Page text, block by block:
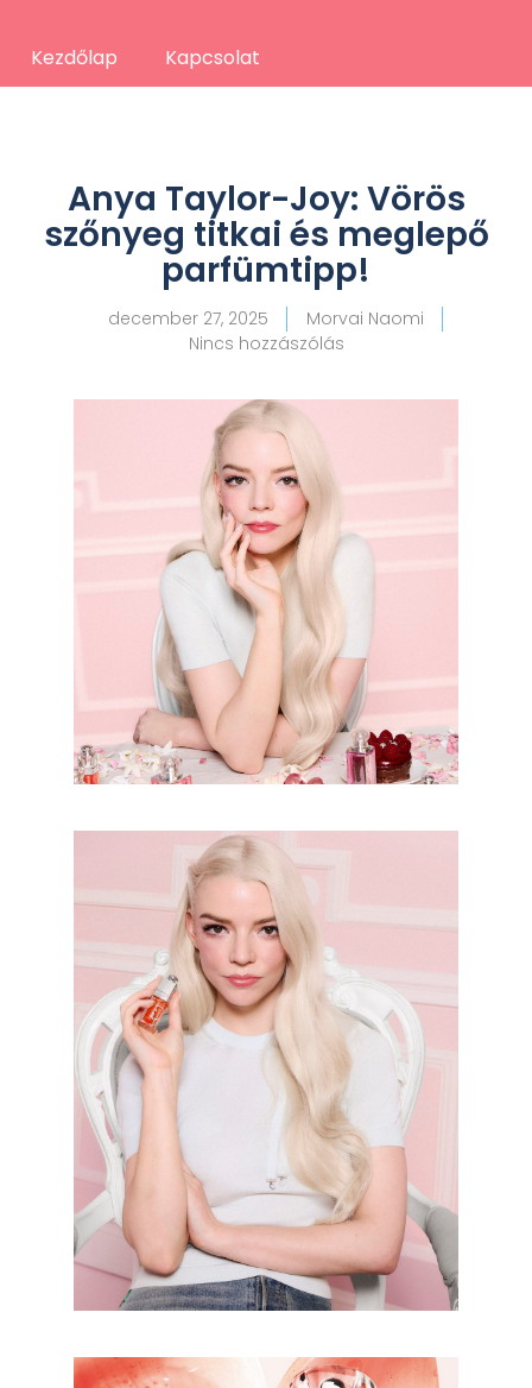
Kezdőlap Kapcsolat
Anya Taylor-Joy: Vörös
szőnyeg titkai és meglepő
parfümtipp!
december 27, 2025
Morvai Naomi
Nincs hozzászólás